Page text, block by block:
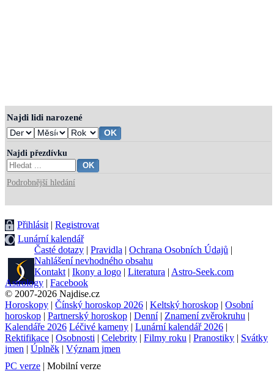
Najdi lidi narozené
Najdi přezdívku
Podrobnější hledání
Přihlásit | Registrovat
Lunární kalendář
Časté dotazy | Pravidla | Ochrana Osobních Údajů |
Nahlášení nevhodného obsahu
Kontakt | Ikony a logo | Literatura | Astro-Seek.com
Astrology | Facebook
© 2007-2026 Najdise.cz
Horoskopy | Čínský horoskop 2026 | Keltský horoskop | Osobní
horoskop | Partnerský horoskop | Denní| Znamení zvěrokruhu |
Kalendáře 2026 Léčivé kameny | Lunární kalendář 2026 |
Rektifikace | Osobnosti | Celebrity | Filmy roku | Pranostiky | Svátky
jmen | Úplněk | Význam jmen
PC verze | Mobilní verze